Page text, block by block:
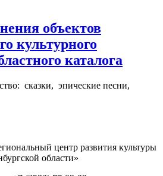
объектов
культурного
каталога
сказки, эпические песни,
центр развития культуры
области»